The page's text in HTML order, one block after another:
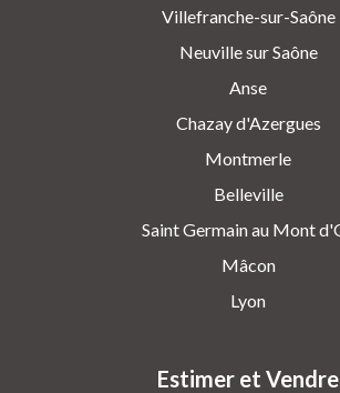
Villefranche-sur-Saône
Neuville sur Saône
Anse
Chazay d'Azergues
Montmerle
Belleville
Saint Germain au Mont
Mâcon
Lyon
Estimer et Vendre